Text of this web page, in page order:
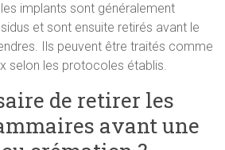
implants sont généralement
et sont ensuite retirés avant le
Ils peuvent être traités comme
selon les protocoles établis.
de retirer les
avant une